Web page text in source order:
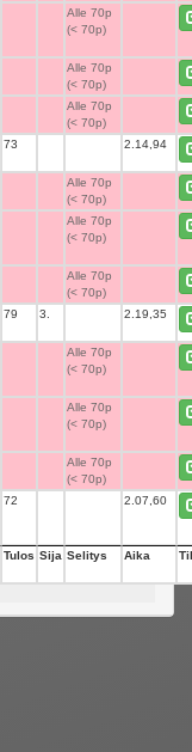
Alle 70p
(< 70p)
Alle 70p
(< 70p)
Alle 70p
(< 70p)
73 2.14,94
Alle 70p
(< 70p)
Alle 70p
(< 70p)
Alle 70p
(< 70p)
79 3. 2.19,35
Alle 70p
(< 70p)
Alle 70p
(< 70p)
Alle 70p
(< 70p)
72 2.07,60
Tulos Sija Selitys Aika